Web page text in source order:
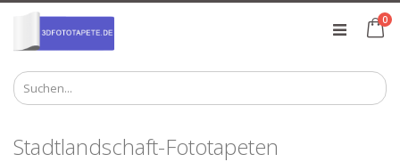
springen
0
Stadtlandschaft-Fototapeten